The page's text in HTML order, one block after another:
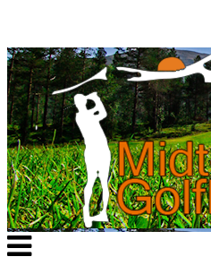
Veksle
navigasjon